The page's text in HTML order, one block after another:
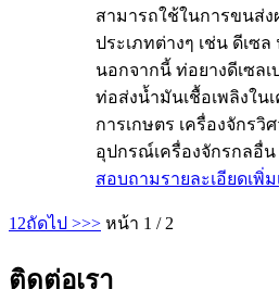
สามารถใช้ในการขนส่
ประเภทต่างๆ เช่น ดีเซ
นอกจากนี้ ท่อยางดีเซล
ท่อส่งน้ำมันเชื้อเพลิงใน
การเกษตร เครื่องจักรวิ
อุปกรณ์เครื่องจักรกลอื่น
สอบถามรายละเอียดเพิ่ม
1 2ถัดไป >>> หน้า 1 / 2
ติดต่อเรา